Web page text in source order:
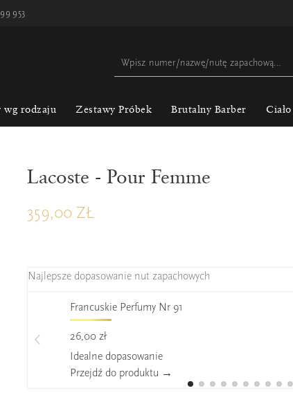
953
wg rodzaju Zestawy Próbek Brutalny Barber Ciało
Lacoste - Pour Femme
359,00 ZŁ
Najlepsze dopasowanie nut zapachowych
Francuskie Perfumy Nr 91
26,00 zł
Idealne dopasowanie
Przejdź do produktu →